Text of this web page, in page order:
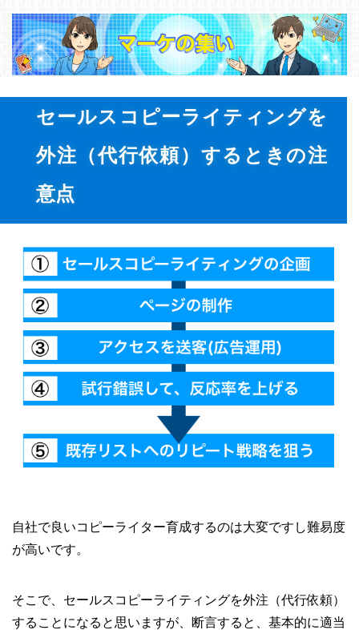
セールスコピーライティングを
外注（代行依頼）するときの注
意点
自社で良いコピーライター育成するのは大変ですし難易度
が高いです。
そこで、セールスコピーライティングを外注（代行依頼）
することになると思いますが、断言すると、基本的に適当